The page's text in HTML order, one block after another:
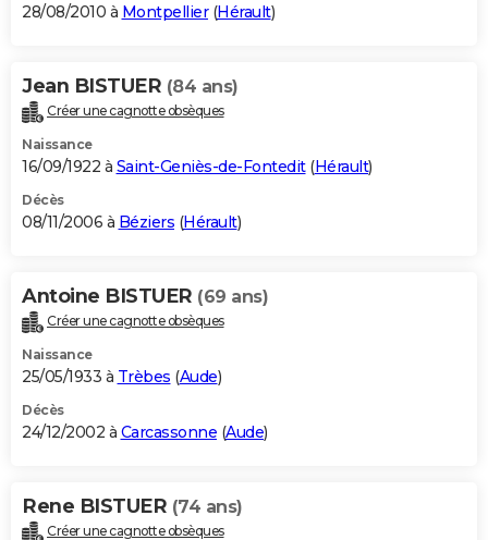
28/08/2010 à Montpellier(Hérault)
Jean BISTUER (84 ans)
Créer une cagnotte obsèques
Naissance
16/09/1922 à Saint-Geniès-de-Fontedit(Hérault)
Décès
08/11/2006 à Béziers (Hérault)
Antoine BISTUER (69 ans)
Créer une cagnotte obsèques
Naissance
25/05/1933 à Trèbes (Aude)
Décès
24/12/2002 à Carcassonne (Aude)
Rene BISTUER (74 ans)
Créer une cagnotte obsèques